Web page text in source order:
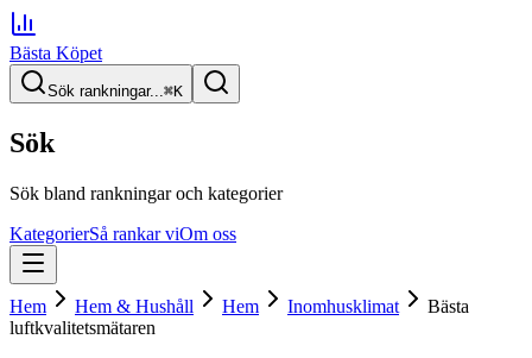
Bästa Köpet
Sök rankningar...⌘K
Sök
Sök bland rankningar och kategorier
KategorierSå rankar viOm oss
Hem Hem & Hushåll Hem Inomhusklimat
Bästa
luftkvalitetsmätaren